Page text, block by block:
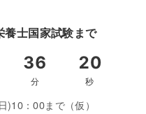
養士国家試験まで
)10：00まで（仮）